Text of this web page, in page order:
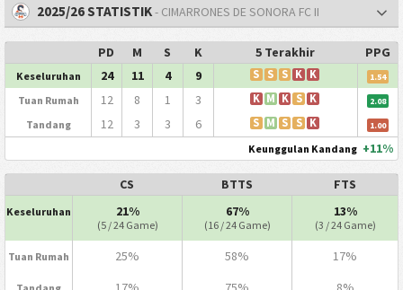
2025/26 STATISTIK- CIMARRONES DE SONORA FC II
PD M S K 5 Terakhir PPG
Keseluruhan 24 11 4 9 S S S K K 1.54
Tuan Rumah 12 8 1 3 K M K S K 2.08
Tandang 12 3 3 6 S M S S K 1.00
Keunggulan Kandang +11%
CS BTTS FTS
Keseluruhan 21%
(5 / 24 Game)
67%
(16 / 24 Game)
13%
(3 / 24 Game)
Tuan Rumah 25% 58% 17%